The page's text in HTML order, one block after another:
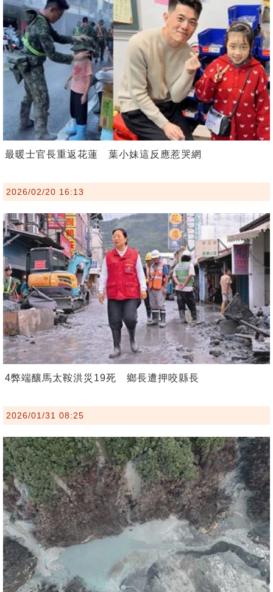
最暖士官長重返花蓮 葉小妹這反應惹哭網
2026/02/20 16:13
4弊端釀馬太鞍洪災19死 鄉長遭押咬縣長
2026/01/31 08:25